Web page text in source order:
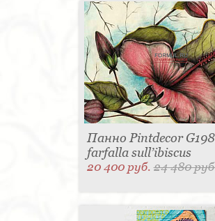
Панно Pintdecor
farfalla sull’ibiscus
20 400 руб.24 480